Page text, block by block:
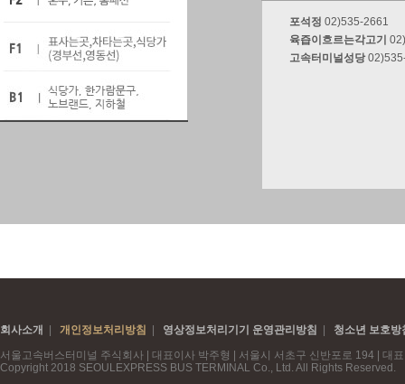
회사소개 개인정보처리방침 영상정보처리기기 운영관리방침
청소년 보호방
서울고속버스터미널 주식회사 | 대표이사 박주형 | 서울시 서초구 신반포로 194 | 대
Copyright 2018 SEOULEXPRESS BUS TERMINAL Co., Ltd. All Rights Reserved.